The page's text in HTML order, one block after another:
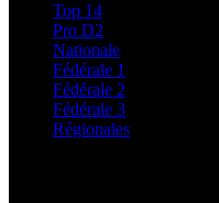
Top 14
Pro D2
Nationale
Fédérale 1
Fédérale 2
Fédérale 3
Régionales